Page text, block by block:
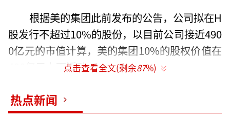
根据美的集团此前发布的公告，公司拟在H
股发行不超过10%的股份，以目前公司接近490
0亿元的市值计算，美的集团10%的股权价值在
490亿元上下浮动。点击查看全文(剩余87%)
热点新闻